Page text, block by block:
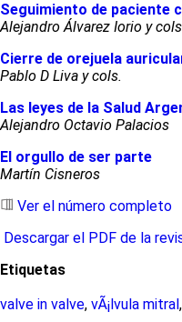
Seguimiento de paciente
Alejandro Álvarez Iorio y
Cierre de orejuela
Pablo D Liva y cols.
Las leyes de la Salud
Alejandro Octavio Palacios
El orgullo de ser parte
Martín Cisneros
Ver el número completo
Descargar el PDF de la
Etiquetas
valve in valve, vÃ¡lvula mitral ,